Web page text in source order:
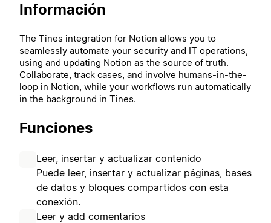
Información
The Tines integration for Notion allows you to
seamlessly automate your security and IT operations,
using and updating Notion as the source of truth.
Collaborate, track cases, and involve humans-in-the-
loop in Notion, while your workflows run automatically
in the background in Tines.
Funciones
Leer, insertar y actualizar contenido
Puede leer, insertar y actualizar páginas, bases
de datos y bloques compartidos con esta
conexión.
Leer y add comentarios